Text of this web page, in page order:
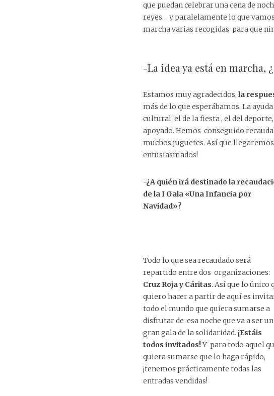
que puedan celebrar una cena de
reyes… y paralelamente lo que
marcha varias recogidas para que
-La idea ya está en marcha,
Estamos muy agradecidos, la
más de lo que esperábamos. La
cultural, el de la fiesta , el del
apoyado. Hemos conseguido
muchos juguetes. Así que
entusiasmados!
-¿A quién irá destinado la
de la I Gala «Una Infancia por
Navidad»?
Todo lo que sea recaudado será
repartido entre dos organizaciones:
Cruz Roja y Cáritas. Así que lo único
quiero hacer a partir de aquí es
todo el mundo que quiera sumarse a
disfrutar de esa noche que va a ser
gran gala de la solidaridad. ¡Estáis
todos invitados!Y para todo aquel
quiera sumarse que lo haga rápido,
¡tenemos prácticamente todas las
entradas vendidas!